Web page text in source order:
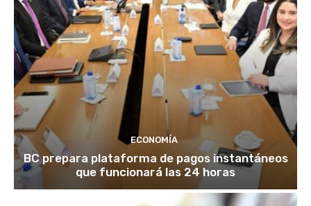
ECONOMÍA
BC prepara plataforma de pagos instantáneos
que funcionará las 24 horas